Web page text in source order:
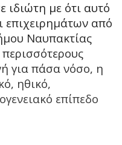
ιδιώτη με ότι αυτό
επιχειρημάτων από
Ναυπακτίας
για πάσα νόσο, η
ηθικό,
επίπεδο